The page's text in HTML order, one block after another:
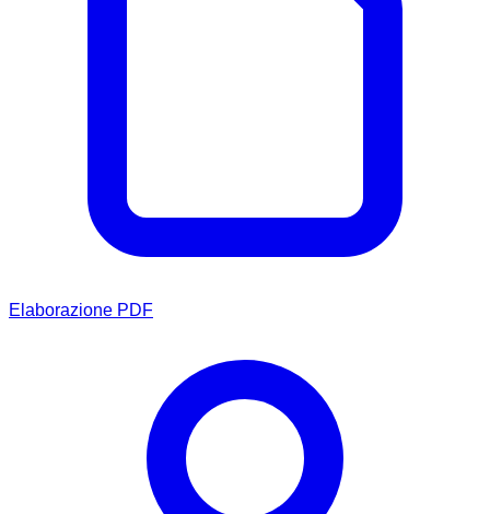
Elaborazione PDF